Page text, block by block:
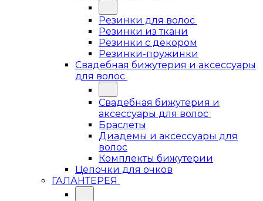
Резинки для волос
Резинки из ткани
Резинки с декором
Резинки-пружинки
Свадебная бижутерия и аксессуары
для волос
Свадебная бижутерия и
аксессуары для волос
Браслеты
Диадемы и аксессуары для
волос
Комплекты бижутерии
Цепочки для очков
ГАЛАНТЕРЕЯ